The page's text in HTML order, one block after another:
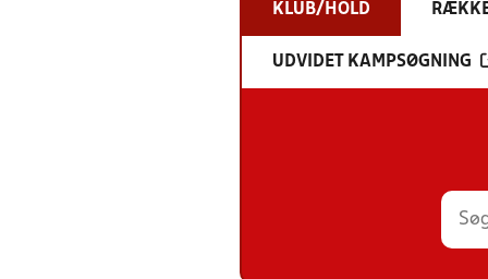
KLUB/HOLD
UDVIDET KAMPSØGNING